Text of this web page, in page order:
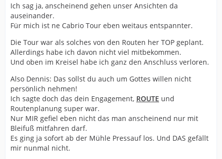
Ich sag ja, anscheinend gehen unser Ansichten da
auseinander.
Für mich ist ne Cabrio Tour eben weitaus entspannter.
Die Tour war als solches von den Routen her TOP geplant.
Allerdings habe ich davon nicht viel mitbekommen.
Und oben im Kreisel habe ich ganz den Anschluss verloren.
Also Dennis: Das sollst du auch um Gottes willen nicht
persönlich nehmen!
Ich sagte doch das dein Engagement, ROUTE und
Routenplanung super war.
Nur MIR gefiel eben nicht das man anscheinend nur mit
Bleifuß mitfahren darf.
Es ging ja sofort ab der Mühle Pressauf los. Und DAS gefällt
mir nunmal nicht.